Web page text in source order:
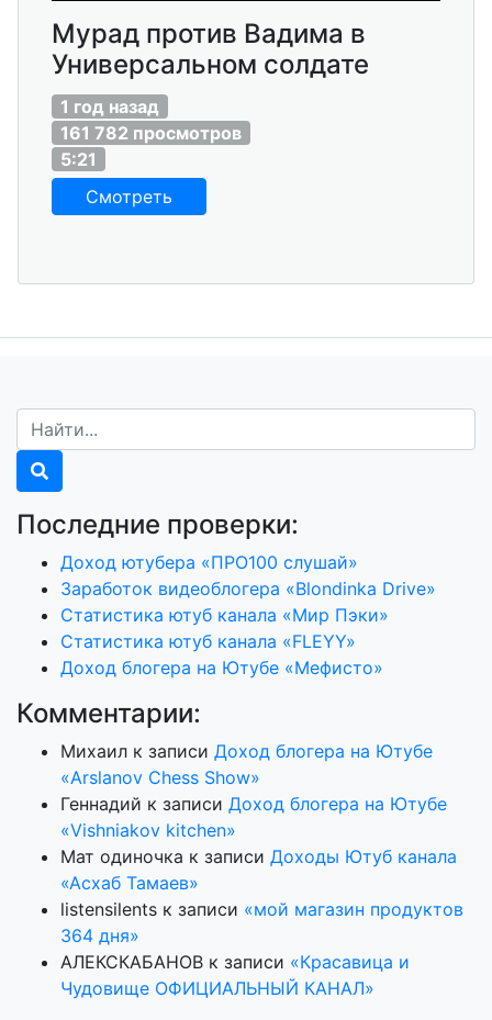
Мурад против Вадима в
Универсальном солдате
1 год назад
161 782 просмотров
5:21
Смотреть
Последние проверки:
Доход ютубера «ПРО100 слушай»
Заработок видеоблогера «Blondinka Drive»
Статистика ютуб канала «Мир Пэки»
Статистика ютуб канала «FLEYY»
Доход блогера на Ютубе «Мефисто»
Комментарии:
Михаил к записи Доход блогера на Ютубе
«Arslanov Chess Show»
Геннадий к записи Доход блогера на Ютубе
«Vishniakov kitchen»
Мат одиночка к записи Доходы Ютуб канала
«Асхаб Тамаев»
listensilents к записи «мой магазин продуктов
364 дня»
АЛЕКСКАБАНОВ к записи «Красавица и
Чудовище ОФИЦИАЛЬНЫЙ КАНАЛ»